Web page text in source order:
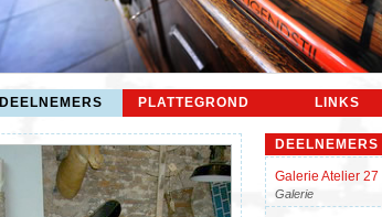
DEELNEMERS PLATTEGROND LINKS
DEELNEMERS
Galerie Atelier 27
Galerie